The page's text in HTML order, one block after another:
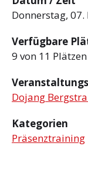
Donnerstag,
Verfügbare
9 von 11
Dojang
Kategorien
Präsenztraining